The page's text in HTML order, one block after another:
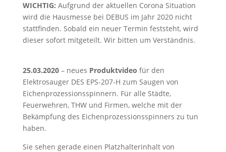
WICHTIG: Aufgrund der aktuellen Corona Situation
wird die Hausmesse bei DEBUS im Jahr 2020 nicht
stattfinden. Sobald ein neuer Termin feststeht, wird
dieser sofort mitgeteilt. Wir bitten um Verständnis.
25.03.2020– neues Produktvideo für den
Elektrosauger DES EPS-207-H zum Saugen von
Eichenprozessionsspinnern. Für alle Städte,
Feuerwehren, THW und Firmen, welche mit der
Bekämpfung des Eichenprozessionsspinners zu tun
haben.
Sie sehen gerade einen Platzhalterinhalt von